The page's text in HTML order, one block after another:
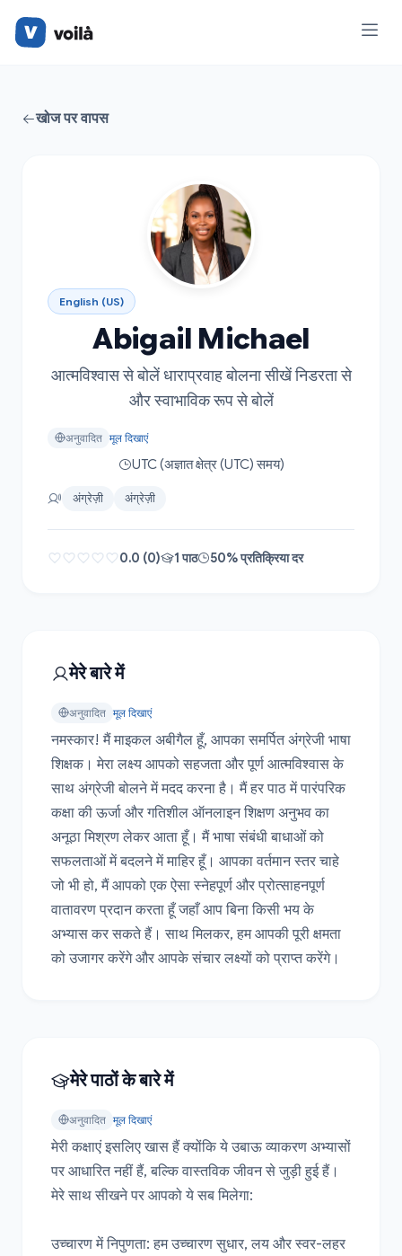
खोज पर वापस
English (US)
Abigail Michael
आत्मविश्वास से बोलें धाराप्रवाह बोलना सीखें निडरता से
और स्वाभाविक रूप से बोलें
अनुवादित मूल दिखाएं
UTC (अज्ञात क्षेत्र (UTC) समय)
अंग्रेज़ी अंग्रेज़ी
0.0 (0) 1 पाठ 50% प्रतिक्रिया दर
मेरे बारे में
अनुवादित मूल दिखाएं
नमस्कार! मैं माइकल अबीगैल हूँ, आपका समर्पित अंग्रेजी भाषा
शिक्षक। मेरा लक्ष्य आपको सहजता और पूर्ण आत्मविश्वास के
साथ अंग्रेजी बोलने में मदद करना है। मैं हर पाठ में पारंपरिक
कक्षा की ऊर्जा और गतिशील ऑनलाइन शिक्षण अनुभव का
अनूठा मिश्रण लेकर आता हूँ। मैं भाषा संबंधी बाधाओं को
सफलताओं में बदलने में माहिर हूँ। आपका वर्तमान स्तर चाहे
जो भी हो, मैं आपको एक ऐसा स्नेहपूर्ण और प्रोत्साहनपूर्ण
वातावरण प्रदान करता हूँ जहाँ आप बिना किसी भय के
अभ्यास कर सकते हैं। साथ मिलकर, हम आपकी पूरी क्षमता
को उजागर करेंगे और आपके संचार लक्ष्यों को प्राप्त करेंगे।
मेरे पाठों के बारे में
अनुवादित मूल दिखाएं
मेरी कक्षाएं इसलिए खास हैं क्योंकि ये उबाऊ व्याकरण अभ्यासों
पर आधारित नहीं हैं, बल्कि वास्तविक जीवन से जुड़ी हुई हैं।
मेरे साथ सीखने पर आपको ये सब मिलेगा:
उच्चारण में निपुणता: हम उच्चारण सुधार, लय और स्वर-लहर